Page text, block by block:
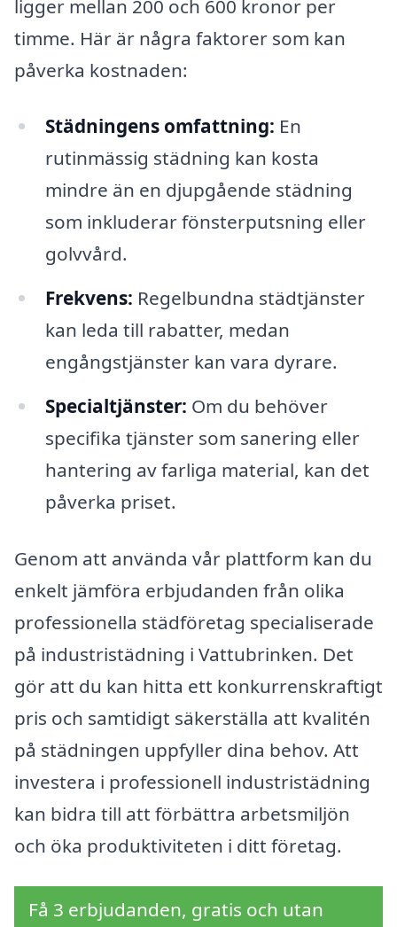
ligger mellan 200 och 600 kronor per
timme. Här är några faktorer som kan
påverka kostnaden:
Städningens omfattning: En
rutinmässig städning kan kosta
mindre än en djupgående städning
som inkluderar fönsterputsning eller
golvvård.
Frekvens: Regelbundna städtjänster
kan leda till rabatter, medan
engångstjänster kan vara dyrare.
Specialtjänster: Om du behöver
specifika tjänster som sanering eller
hantering av farliga material, kan det
påverka priset.
Genom att använda vår plattform kan du
enkelt jämföra erbjudanden från olika
professionella städföretag specialiserade
på industristädning i Vattubrinken. Det
gör att du kan hitta ett konkurrenskraftigt
pris och samtidigt säkerställa att kvalitén
på städningen uppfyller dina behov. Att
investera i professionell industristädning
kan bidra till att förbättra arbetsmiljön
och öka produktiviteten i ditt företag.
Få 3 erbjudanden, gratis och utan